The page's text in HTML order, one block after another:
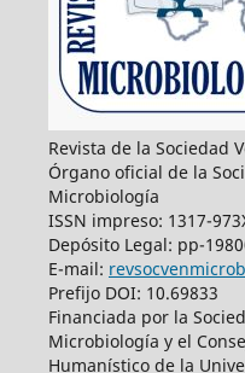
Revista de la Sociedad
Órgano oficial de la
Microbiología
ISSN impreso: 1317-
Depósito Legal: pp-
E-mail:
Prefijo DOI: 10.69833
Financiada por la
Microbiología y el
Humanístico de la